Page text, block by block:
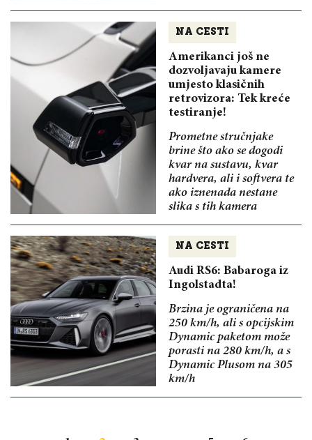
NA CESTI
Amerikanci još ne
dozvoljavaju kamere
umjesto klasičnih
retrovizora: Tek kreće
testiranje!
Prometne stručnjake
brine što ako se dogodi
kvar na sustavu, kvar
hardvera, ali i softvera te
ako iznenada nestane
slika s tih kamera
NA CESTI
Audi RS6: Babaroga iz
Ingolstadta!
Brzina je ograničena na
250 km/h, ali s opcijskim
Dynamic paketom može
porasti na 280 km/h, a s
Dynamic Plusom na 305
km/h